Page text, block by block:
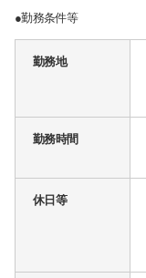
●勤務条件等
勤務地
勤務時間
休日等